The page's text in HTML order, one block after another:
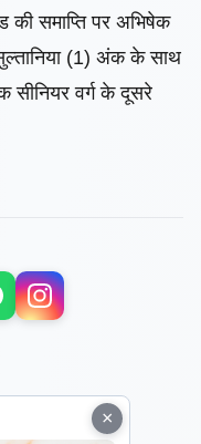
की समाप्ति पर अभिषेक
(1) अंक के साथ
सीनियर वर्ग के दूसरे
×